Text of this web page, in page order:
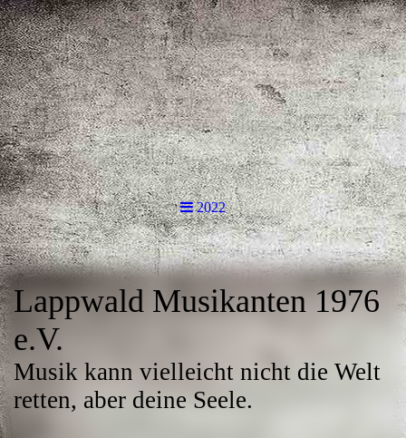
2022
Lappwald Musikanten 1976
e.V.
Musik kann vielleicht nicht die Welt
retten, aber deine Seele.